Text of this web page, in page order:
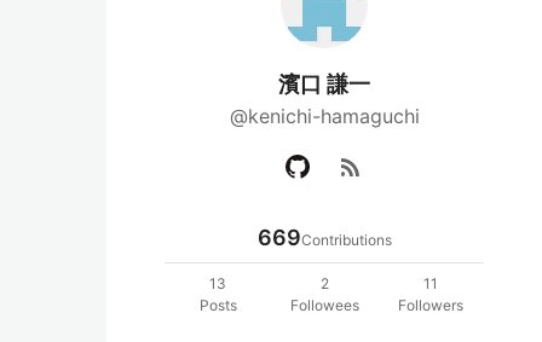
濱口 謙一
@kenichi-hamaguchi
rss_feed
669Contributions
13
Posts
2
Followees
11
Followers